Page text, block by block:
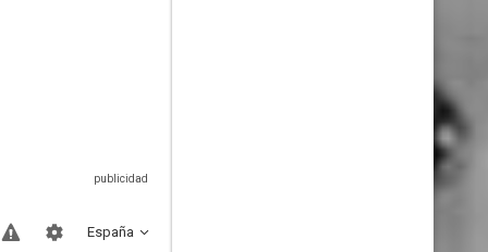
España